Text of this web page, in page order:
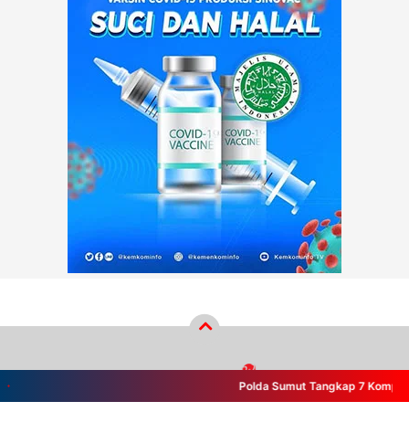
Polda Sumut Tangkap 7
Copyright ©2026wikiberita.com™- PT Wiki Cakrawala Media